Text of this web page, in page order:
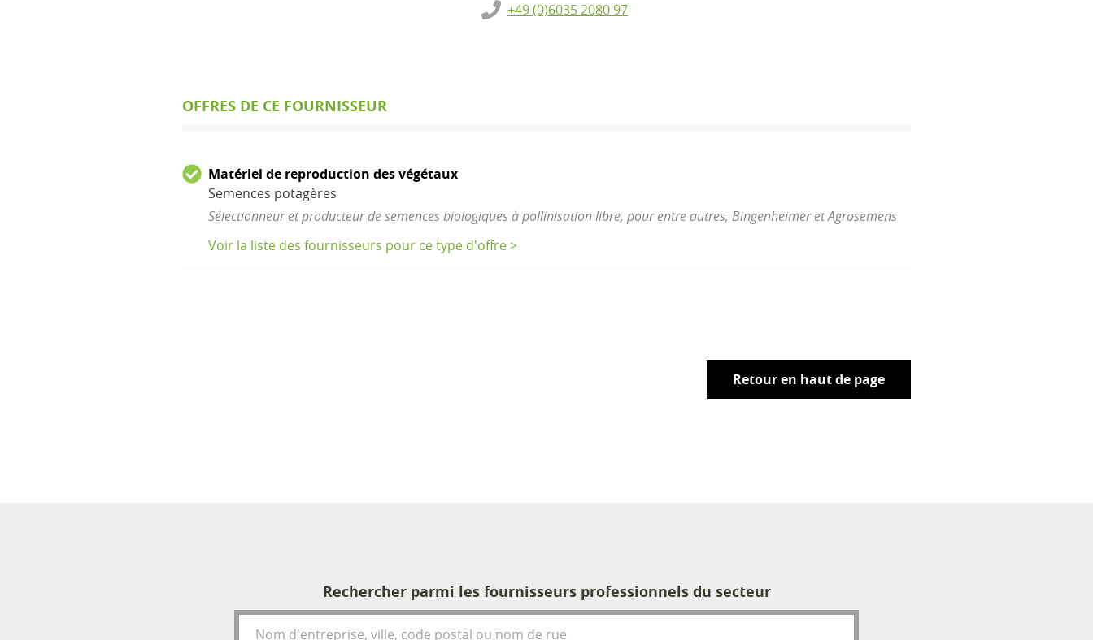
+49 (0)6035 2080 97
OFFRES DE CE FOURNISSEUR
Matériel de reproduction des végétaux
Semences potagères
Sélectionneur et producteur de semences biologiques à pollinisation libre, pour entre autres, Bingenheimer et Agrosemens
Voir la liste des fournisseurs pour ce type d'offre >
Retour en haut de page
Rechercher parmi les fournisseurs professionnels du secteur